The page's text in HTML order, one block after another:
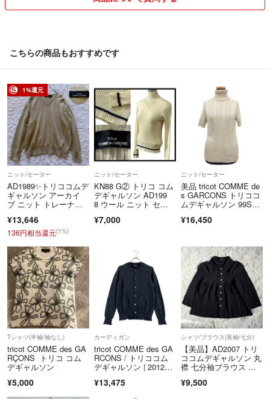
程度のお時間をいただくことをご了承ください。
【他のアイテムを探す】
複数の商品を出品中！
索いただくと商品一覧が検索いただけます！
【返品について】
ご購入後のお客様都合によるキャンセル・返品はお受けしておりませ
ん。
サイズや商品状態をよくご確認いただき、ご了承の上ご購入をお願いし
ます。
商品に明らかな不具合が発覚した上でご返品をご希望の場合は、評価前
に取引メッセージにてご連絡をお願い致します。評価後のご返品はお受
けしておりません。
※また、発送後の受取拒否は別途送料の請求とします。
【ティファナとは？】
都内・さいたまに10店舗以上を展開しているリサイクルショップ
「良い品物を安く提供」をモットーに出品中！
【適格請求書(インボイス番号記載書類)の発行について】
適格請求書が必要な場合は別途お申し付けください。
A4用紙にて発行したものを商品の発送とともに同封させていただきま
す。
基本的にはPDFデータによるメール送信は行っておりませんので、ご了
承ください。
こちらの商品もおすすめです
1%還元
ニット/セーター
AD1989✨トリココムデ
ギャルソン アーカイ
ブ ニット トレーナ
¥13,646
136円相当還元(1%)
ニット/セーター
KN88 G② トリコ コム
デギャルソン AD199
8 ウール ニット セー
¥7,000
ニット/セーター
美品 tricot COMME de
s GARCONS トリココ
ムデギャルソン 99S
ター 半袖 タートルネ
ス 古着 中古 USED
¥16,450
Tシャツ(半袖/袖なし)
tricot COMME des GA
RÇONS トリコ コム
デギャルソン
¥5,000
カーディガン
tricot COMME des GA
RCONS / トリココム
デギャルソン | 2012A
0％ / カシミヤ ニッ
¥13,475
シャツ/ブラウス(長袖/七分)
【美品】AD2007 トリ
ココムデギャルソン 丸
襟 七分袖ブラウス ギ
¥9,500